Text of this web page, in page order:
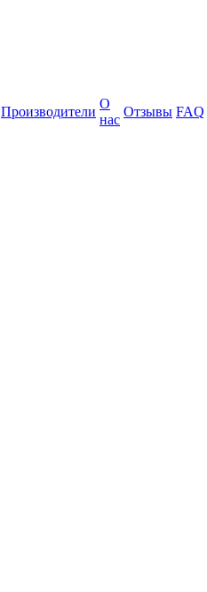
Производители
О
нас
Отзывы FAQ